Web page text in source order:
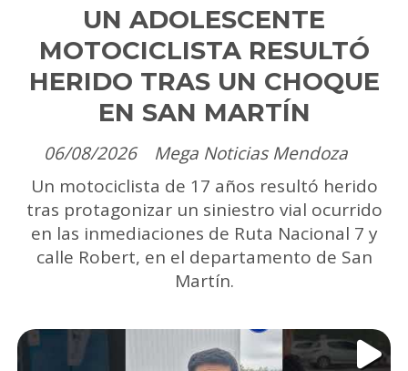
UN ADOLESCENTE
MOTOCICLISTA RESULTÓ
HERIDO TRAS UN CHOQUE
EN SAN MARTÍN
Mega Noticias Mendoza
06/08/2026
Un motociclista de 17 años resultó herido
tras protagonizar un siniestro vial ocurrido
en las inmediaciones de Ruta Nacional 7 y
calle Robert, en el departamento de San
Martín.